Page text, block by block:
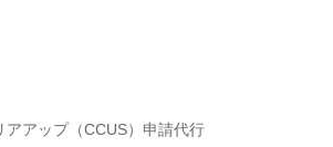
アアップ（CCUS）申請代行